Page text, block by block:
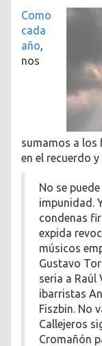
Como
cada
año,
nos
sumamos a los
en el recuerdo y
No se
impunidad.
condenas
expida
músicos
Gustavo
seria a
ibarristas
Fiszbin. No
Callejeros
Cromañón